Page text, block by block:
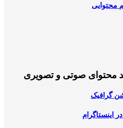
محتوایی
محتوای صوتی و تصویری
گرافیک
اینستاگرام